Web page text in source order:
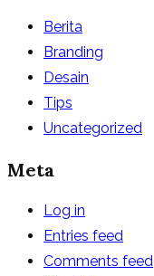
Berita
Branding
Desain
Tips
Uncategorized
Meta
Log in
Entries feed
Comments feed